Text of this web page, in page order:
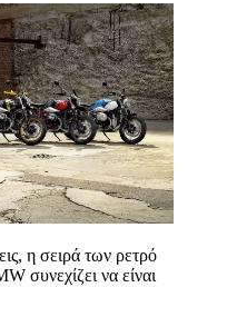
η σειρά των ρετρό
συνεχίζει να είναι